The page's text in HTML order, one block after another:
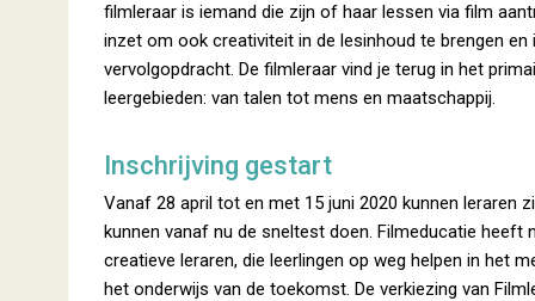
filmleraar is iemand die zijn of haar lessen via film
inzet om ook creativiteit in de lesinhoud te brengen
vervolgopdracht. De filmleraar vind je terug in het
leergebieden: van talen tot mens en maatschappij.
Inschrijving gestart
Vanaf 28 april tot en met 15 juni 2020 kunnen leraren
kunnen vanaf nu de sneltest doen. Filmeducatie heeft
creatieve leraren, die leerlingen op weg helpen in het
het onderwijs van de toekomst. De verkiezing van